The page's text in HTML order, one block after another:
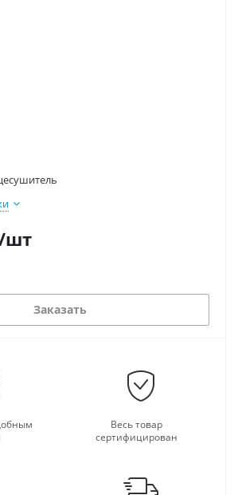
шт
Заказать
Весь товар
сертифицирован